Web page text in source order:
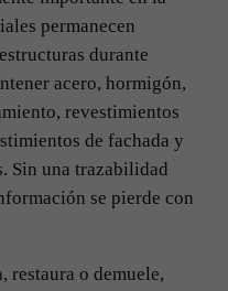
permanecen
durante
acero, hormigón,
revestimientos
de fachada y
Sin una trazabilidad
se pierde con
restaura o demuele,